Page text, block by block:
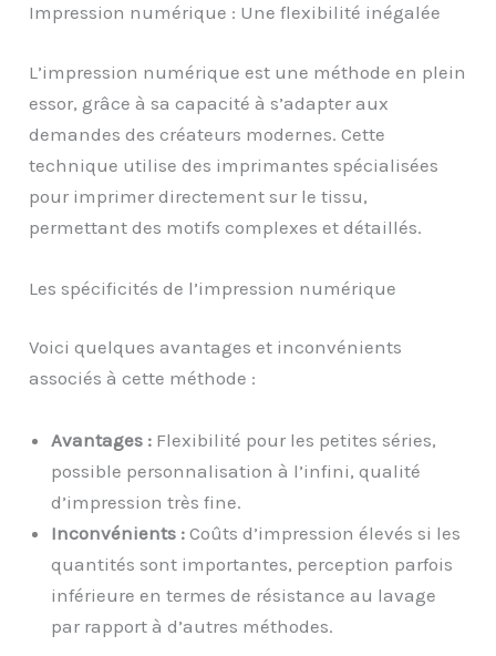
Impression numérique : Une flexibilité inégalée
L’impression numérique est une méthode en plein
essor, grâce à sa capacité à s’adapter aux
demandes des créateurs modernes. Cette
technique utilise des imprimantes spécialisées
pour imprimer directement sur le tissu,
permettant des motifs complexes et détaillés.
Les spécificités de l’impression numérique
Voici quelques avantages et inconvénients
associés à cette méthode :
Avantages : Flexibilité pour les petites séries,
possible personnalisation à l’infini, qualité
d’impression très fine.
Inconvénients : Coûts d’impression élevés si les
quantités sont importantes, perception parfois
inférieure en termes de résistance au lavage
par rapport à d’autres méthodes.